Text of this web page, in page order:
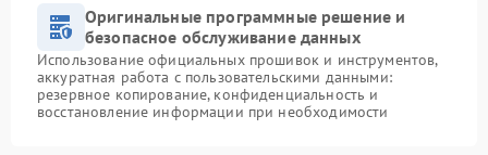
Оригинальные программные решение и
безопасное обслуживание данных
Использование официальных прошивок и инструментов,
аккуратная работа с пользовательскими данными:
резервное копирование, конфиденциальность и
восстановление информации при необходимости